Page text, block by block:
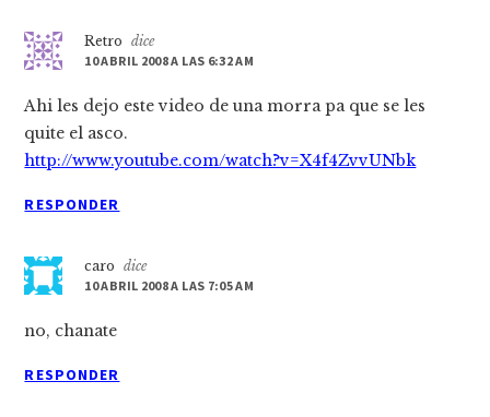
Retro
dice
10 ABRIL 2008 A LAS 6:32 AM
Ahi les dejo este video de una morra pa que se les
quite el asco.
http://www.youtube.com/watch?v=X4f4ZvvUNbk
RESPONDER
caro
dice
10 ABRIL 2008 A LAS 7:05 AM
no, chanate
RESPONDER